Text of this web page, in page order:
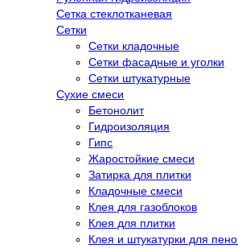
Сетка стеклотканевая
Сетки
Сетки кладочные
Сетки фасадные и уголки
Сетки штукатурные
Сухие смеси
Бетонолит
Гидроизоляция
Гипс
Жаростойкие смеси
Затирка для плитки
Кладочные смеси
Клея для газоблоков
Клея для плитки
Клея и штукатурки для